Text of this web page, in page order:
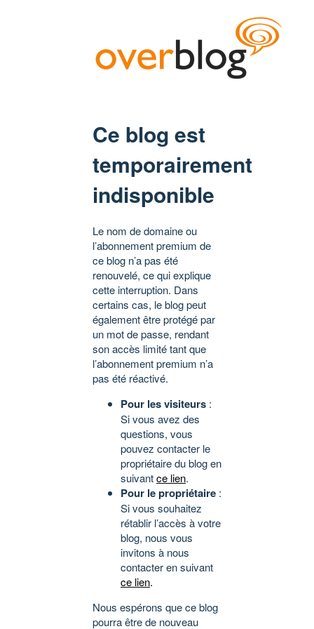
Ce blog est
temporairement
indisponible
Le nom de domaine ou
l’abonnement premium de
ce blog n’a pas été
renouvelé, ce qui explique
cette interruption. Dans
certains cas, le blog peut
également être protégé par
un mot de passe, rendant
son accès limité tant que
l’abonnement premium n’a
pas été réactivé.
Pour les visiteurs :
Si vous avez des
questions, vous
pouvez contacter le
propriétaire du blog en
suivantce lien.
Pour le propriétaire :
Si vous souhaitez
rétablir l’accès à votre
blog, nous vous
invitons à nous
contacter en suivant
ce lien.
Nous espérons que ce blog
pourra être de nouveau